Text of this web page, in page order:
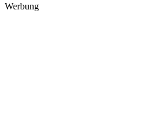
Werbung